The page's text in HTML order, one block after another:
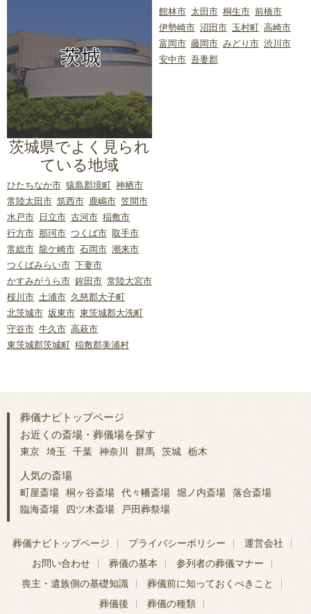
栃木市
那須烏山市
小山市
那須塩原市 益子町
茂木町
館林市 太田市 桐生市 前橋市
伊勢崎市 沼田市 玉村町
高崎市
富岡市
藤岡市 みどり市 渋川市
安中市 吾妻郡
茨城県でよく見られ
ている地域
ひたちなか市 猿島郡境町
神栖市
常陸太田市 筑西市 鹿嶋市 笠間市
水戸市
日立市 古河市 稲敷市
行方市 那珂市 つくば市 取手市
常総市 龍ケ崎市 石岡市 潮来市
つくばみらい市
下妻市
かすみがうら市 鉾田市 常陸大宮市
桜川市 土浦市
久慈郡大子町
北茨城市 坂東市 東茨城郡大洗町
守谷市 牛久市
高萩市
東茨城郡茨城町
稲敷郡美浦村
葬儀ナビトップページ
お近くの斎場・葬儀場を探す
東京 埼玉 千葉 神奈川 群馬 茨城 栃木
人気の斎場
町屋斎場 桐ヶ谷斎場 代々幡斎場 堀ノ内斎場
落合斎場
臨海斎場
四ツ木斎場 戸田葬祭場
葬儀ナビトップページ プライバシーポリシー 運営会社
お問い合わせ 葬儀の基本 参列者の葬儀マナー
喪主・遺族側の基礎知識 葬儀前に知っておくべきこと
葬儀後 葬儀の種類